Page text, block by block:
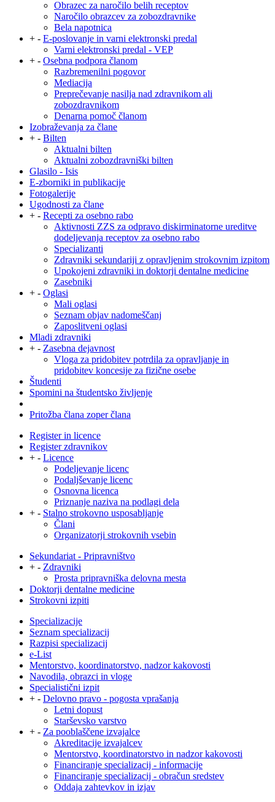
Obrazec za naročilo belih receptov
Naročilo obrazcev za zobozdravnike
Bela napotnica
+ - E-poslovanje in varni elektronski predal
Varni elektronski predal - VEP
+ - Osebna podpora članom
Razbremenilni pogovor
Mediacija
Preprečevanje nasilja nad zdravnikom ali
zobozdravnikom
Denarna pomoč članom
Izobraževanja za člane
+ - Bilten
Aktualni bilten
Aktualni zobozdravniški bilten
Glasilo - Isis
E-zborniki in publikacije
Fotogalerije
Ugodnosti za člane
+ - Recepti za osebno rabo
Aktivnosti ZZS za odpravo diskirminatorne ureditve
dodeljevanja receptov za osebno rabo
Specializanti
Zdravniki sekundariji z opravljenim strokovnim izpitom
Upokojeni zdravniki in doktorji dentalne medicine
Zasebniki
+ - Oglasi
Mali oglasi
Seznam objav nadomeščanj
Zaposlitveni oglasi
Mladi zdravniki
+ - Zasebna dejavnost
Vloga za pridobitev potrdila za opravljanje in
pridobitev koncesije za fizične osebe
Študenti
Spomini na študentsko življenje
Pritožba člana zoper člana
Register in licence
Register zdravnikov
+ - Licence
Podeljevanje licenc
Podaljševanje licenc
Osnovna licenca
Priznanje naziva na podlagi dela
+ - Stalno strokovno usposabljanje
Člani
Organizatorji strokovnih vsebin
Sekundariat - Pripravništvo
+ - Zdravniki
Prosta pripravniška delovna mesta
Doktorji dentalne medicine
Strokovni izpiti
Specializacije
Seznam specializacij
Razpisi specializacij
e-List
Mentorstvo, koordinatorstvo, nadzor kakovosti
Navodila, obrazci in vloge
Specialistični izpit
+ - Delovno pravo - pogosta vprašanja
Letni dopust
Starševsko varstvo
+ - Za pooblaščene izvajalce
Akreditacije izvajalcev
Mentorstvo, koordinatorstvo in nadzor kakovosti
Financiranje specializacij - informacije
Financiranje specializacij - obračun sredstev
Oddaja zahtevkov in izjav